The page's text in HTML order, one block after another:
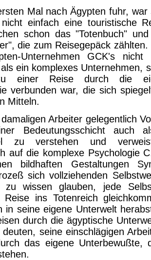
Mal nach Ägypten fuhr, war
einfach eine touristische
schon das "Totenbuch"
die zum Reisegepäck
Unternehmen GCK's
ein komplexes Unternehmen,
einer Reise durch die
verbunden war, die sich
Mitteln.
Arbeiter gelegentlich
Bedeutungsschicht auch
zu verstehen und
auf die komplexe Psychologie
bildhaften Gestaltungen
sich vollziehenden
wissen glauben, jede
Reise ins Totenreich
in seine eigene Unterwelt
durch die ägyptische
deuten, seine einschlägigen
das eigene Unterbewußte,